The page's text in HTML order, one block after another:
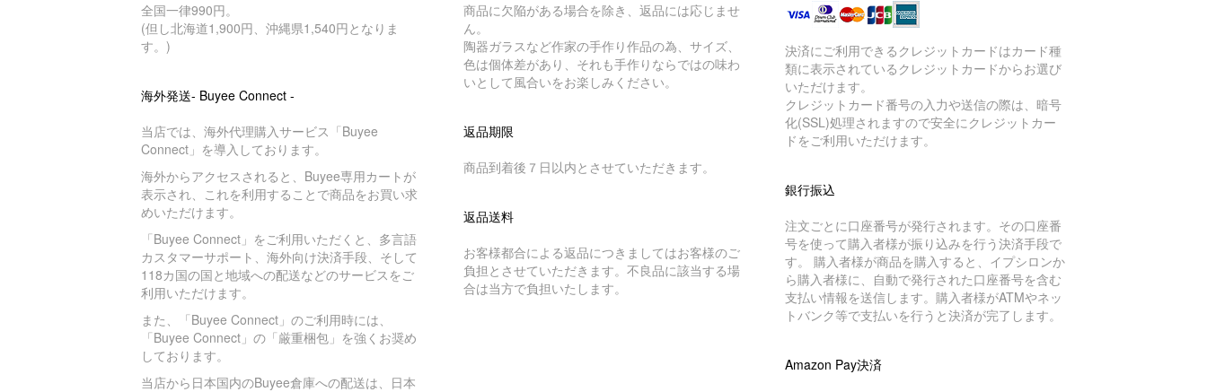
全国一律990円。
(但し北海道1,900円、沖縄県1,540円となりま
す。)
海外発送- Buyee Connect -
当店では、海外代理購入サービス「Buyee
Connect」を導入しております。
海外からアクセスされると、Buyee専用カートが
表示され、これを利用することで商品をお買い求
めいただけます。
「Buyee Connect」をご利用いただくと、多言語
カスタマーサポート、海外向け決済手段、そして
118カ国の国と地域への配送などのサービスをご
利用いただけます。
また、「Buyee Connect」のご利用時には、
「Buyee Connect」の「厳重梱包」を強くお奨め
しております。
当店から日本国内のBuyee倉庫への配送は、日本
商品に欠陥がある場合を除き、返品には応じませ
ん。
陶器ガラスなど作家の手作り作品の為、サイズ、
色は個体差があり、それも手作りならではの味わ
いとして風合いをお楽しみください。
返品期限
商品到着後７日以内とさせていただきます。
返品送料
お客様都合による返品につきましてはお客様のご
負担とさせていただきます。不良品に該当する場
合は当方で負担いたします。
決済にご利用できるクレジットカードはカード種
類に表示されているクレジットカードからお選び
いただけます。
クレジットカード番号の入力や送信の際は、暗号
化(SSL)処理されますので安全にクレジットカー
ドをご利用いただけます。
銀行振込
注文ごとに口座番号が発行されます。その口座番
号を使って購入者様が振り込みを行う決済手段で
す。 購入者様が商品を購入すると、イプシロンか
ら購入者様に、自動で発行された口座番号を含む
支払い情報を送信します。購入者様がATMやネッ
トバンク等で支払いを行うと決済が完了します。
Amazon Pay決済